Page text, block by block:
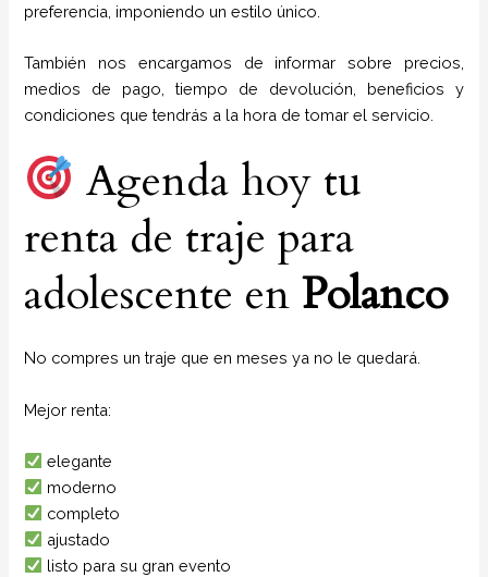
preferencia, imponiendo un estilo único.
También nos encargamos de informar sobre precios,
medios de pago, tiempo de devolución, beneficios y
condiciones que tendrás a la hora de tomar el servicio.
Agenda hoy tu
renta de traje para
adolescente enPolanco
No compres un traje que en meses ya no le quedará.
Mejor renta:
elegante
moderno
completo
ajustado
listo para su gran evento